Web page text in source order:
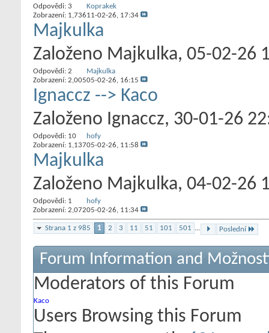
Odpovědi: 3
Zobrazení: 1,736
Koprakek
11-02-26, 17:34
Majkulka
Založeno Majkulka‎, 05-02-26
Odpovědi: 2
Zobrazení: 2,005
Majkulka
05-02-26, 16:15
Ignaccz --> Kaco
Založeno Ignaccz‎, 30-01-26
Odpovědi: 10
Zobrazení: 1,137
hofy
05-02-26, 11:58
Majkulka
Založeno Majkulka‎, 04-02-26
Odpovědi: 1
Zobrazení: 2,072
hofy
05-02-26, 11:34
Strana 1 z 985 1 2 3 11 51 101 501 ... Poslední
Forum Information and
Moderators of this Forum
Kaco
Users Browsing this Forum